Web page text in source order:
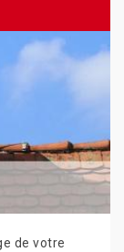
de votre